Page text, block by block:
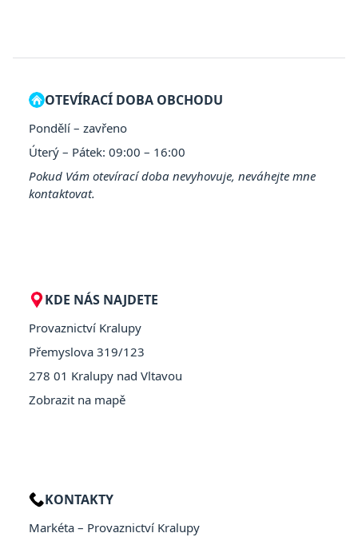
OTEVÍRACÍ DOBA OBCHODU
Pondělí – zavřeno
Úterý – Pátek: 09:00 – 16:00
Pokud Vám otevírací doba nevyhovuje, neváhejte mne
kontaktovat.
KDE NÁS NAJDETE
Provaznictví Kralupy
Přemyslova 319/123
278 01 Kralupy nad Vltavou
Zobrazit na mapě
KONTAKTY
Markéta – Provaznictví Kralupy